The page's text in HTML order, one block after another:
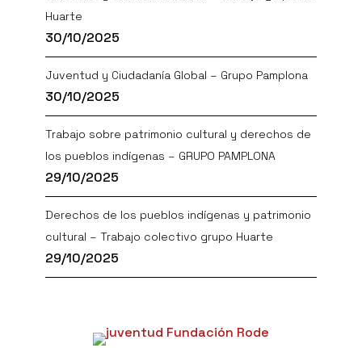
Huarte
30/10/2025
Juventud y Ciudadanía Global – Grupo Pamplona
30/10/2025
Trabajo sobre patrimonio cultural y derechos de
los pueblos indígenas – GRUPO PAMPLONA
29/10/2025
Derechos de los pueblos indígenas y patrimonio
cultural – Trabajo colectivo grupo Huarte
29/10/2025